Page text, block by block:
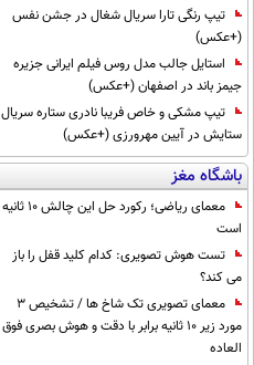
تیپ رنگی تارا سریال شغال در جشن نفس
(+عکس)
استایل جالب مدل روس فیلم ایرانی جزیره
جیمز باند در اصفهان (+عکس)
تیپ مشکی و خاص فریبا نادری ستاره سریال
ستایش در آیین مهرورزی (+عکس)
باشگاه مغز
معمای ریاضی؛ رکورد حل این چالش 10 ثانیه
است
تست هوش تصویری: کدام کلید قفل را باز
می کند؟
معمای تصویری تک شاخ ها / تشخیص 3
مورد زیر 10 ثانیه برابر با دقت و هوش بصری فوق
العاده